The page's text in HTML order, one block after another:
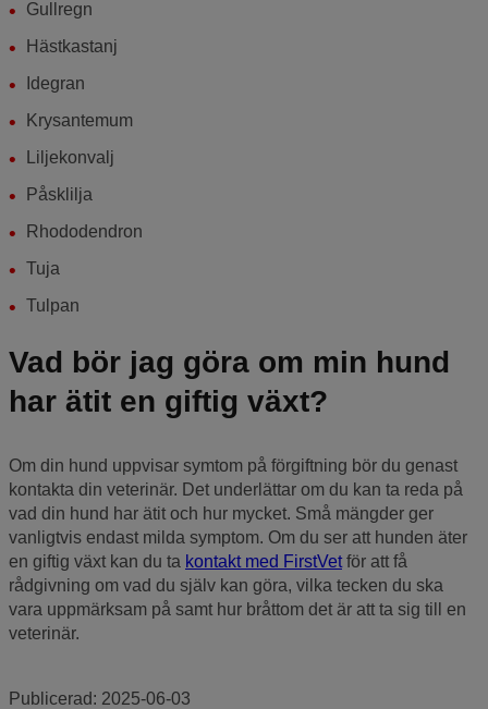
Gullregn
Hästkastanj
Idegran
Krysantemum
Liljekonvalj
Påsklilja
Rhododendron
Tuja
Tulpan
Vad bör jag göra om min hund
har ätit en giftig växt?
Om din hund uppvisar symtom på förgiftning bör du genast
kontakta din veterinär. Det underlättar om du kan ta reda på
vad din hund har ätit och hur mycket. Små mängder ger
vanligtvis endast milda symptom. Om du ser att hunden äter
en giftig växt kan du ta kontakt med FirstVetför att få
rådgivning om vad du själv kan göra, vilka tecken du ska
vara uppmärksam på samt hur bråttom det är att ta sig till en
veterinär.
Publicerad: 2025-06-03